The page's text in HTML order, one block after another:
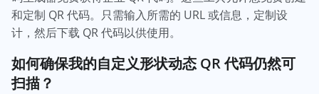
和定制 QR 代码。只需输入所需的 URL 或信息，定制设
计，然后下载 QR 代码以供使用。
如何确保我的自定义形状动态 QR 代码仍然可
扫描？